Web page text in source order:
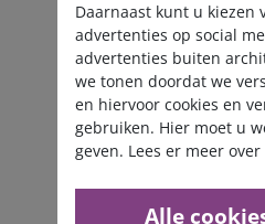
Ontvang de
Daarnaast kunt u kiezen
advertenties op social
advertenties buiten
we tonen doordat we
en hiervoor cookies en
gebruiken. Hier moet u
geven. Lees er meer
Alle